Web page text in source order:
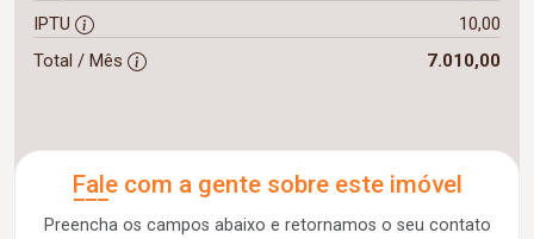
IPTU
10,00
Total / Mês
7.010,00
Fale com a gente sobre este imóvel
Preencha os campos abaixo e retornamos o seu contato